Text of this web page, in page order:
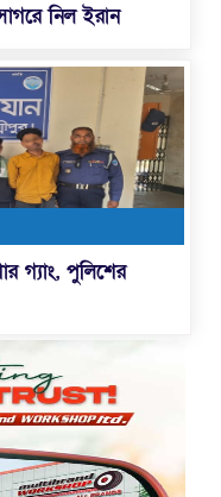
নিল ইরান
গ্যাং, পুলিশের